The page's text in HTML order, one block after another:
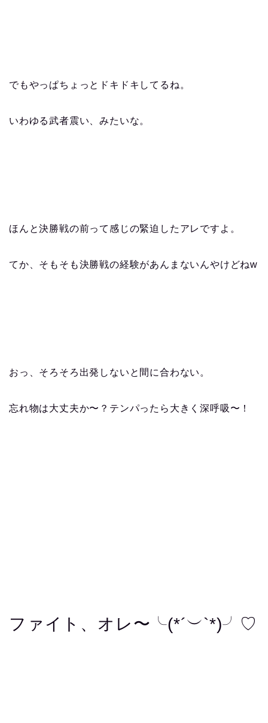
でもやっぱちょっとドキドキしてるね。
いわゆる武者震い、みたいな。
ほんと決勝戦の前って感じの緊迫したアレですよ。
てか、そもそも決勝戦の経験があんまないんやけどねw
おっ、そろそろ出発しないと間に合わない。
忘れ物は大丈夫か〜？テンパったら大きく深呼吸〜！
ファイト、オレ〜╰(*´︶`*)╯♡